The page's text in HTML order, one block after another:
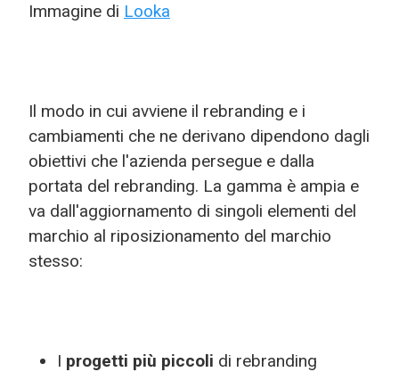
Immagine di Looka
Il modo in cui avviene il rebranding e i
cambiamenti che ne derivano dipendono dagli
obiettivi che l'azienda persegue e dalla
portata del rebranding. La gamma è ampia e
va dall'aggiornamento di singoli elementi del
marchio al riposizionamento del marchio
stesso:
I progetti più piccoli di rebranding